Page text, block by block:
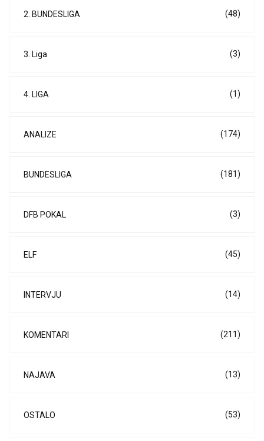
2. BUNDESLIGA (48)
3. Liga (3)
4. LIGA (1)
ANALIZE (174)
BUNDESLIGA (181)
DFB POKAL (3)
ELF (45)
INTERVJU (14)
KOMENTARI (211)
NAJAVA (13)
OSTALO (53)